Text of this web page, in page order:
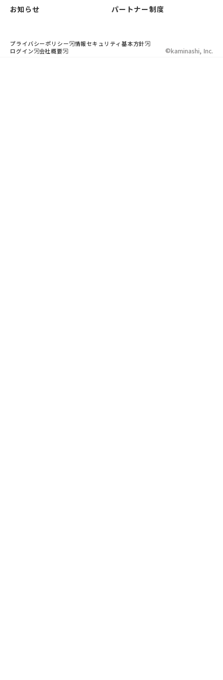
お知らせ パートナー制度
プライバシーポリシー
情報セキュリティ基本方針
ログイン
会社概要 ©︎kaminashi, Inc.